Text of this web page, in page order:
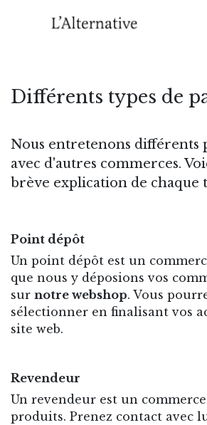
Différents types de
Nous entretenons différents
avec d'autres commerces.
brève explication de chaque
Point dépôt
Un point dépôt est un
que nous y déposions vos
sur notre webshop. Vous
sélectionner en finalisant vos
site web.
Revendeur
Un revendeur est un
produits. Prenez contact avec